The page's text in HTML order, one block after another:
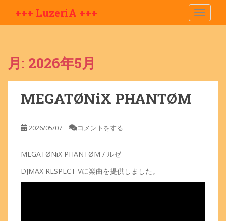
i
+++ LuzeriA +++
月: 2026年5月
MEGATØNiX PHANTØM
2026/05/07 コメントをする
MEGATØNiX PHANTØM / ルゼ
DJMAX RESPECT Vに楽曲を提供しました。